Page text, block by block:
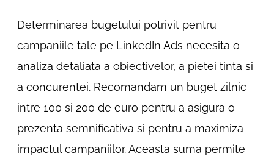
Determinarea bugetului potrivit pentru
campaniile tale pe LinkedIn Ads necesita o
analiza detaliata a obiectivelor, a pietei tinta si
a concurentei. Recomandam un buget zilnic
intre 100 si 200 de euro pentru a asigura o
prezenta semnificativa si pentru a maximiza
impactul campaniilor. Aceasta suma permite